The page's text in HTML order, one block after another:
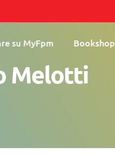
su MyFpm Bookshop
Melotti